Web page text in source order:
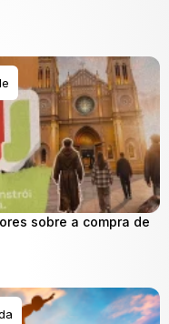
sobre a compra de